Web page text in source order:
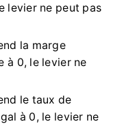
levier ne peut pas
la marge
à 0, le levier ne
le taux de
à 0, le levier ne